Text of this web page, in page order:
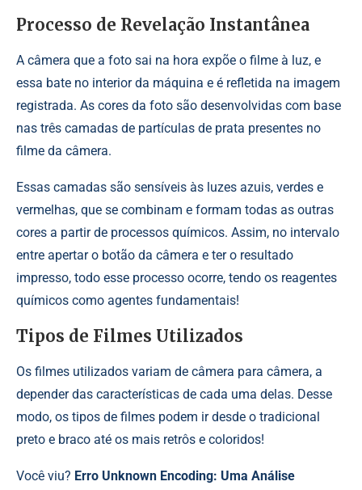
Processo de Revelação Instantânea
A câmera que a foto sai na hora expõe o filme à luz, e
essa bate no interior da máquina e é refletida na imagem
registrada. As cores da foto são desenvolvidas com base
nas três camadas de partículas de prata presentes no
filme da câmera.
Essas camadas são sensíveis às luzes azuis, verdes e
vermelhas, que se combinam e formam todas as outras
cores a partir de processos químicos. Assim, no intervalo
entre apertar o botão da câmera e ter o resultado
impresso, todo esse processo ocorre, tendo os reagentes
químicos como agentes fundamentais!
Tipos de Filmes Utilizados
Os filmes utilizados variam de câmera para câmera, a
depender das características de cada uma delas. Desse
modo, os tipos de filmes podem ir desde o tradicional
preto e braco até os mais retrôs e coloridos!
Você viu? Erro Unknown Encoding: Uma Análise